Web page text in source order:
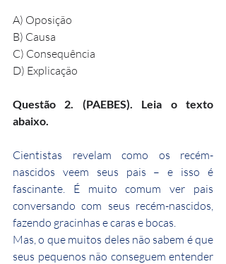
A) Oposição
B) Causa
C) Consequência
D) Explicação
Questão 2. (PAEBES). Leia o texto
abaixo.
Cientistas revelam como os recém-
nascidos veem seus pais – e isso é
fascinante. É muito comum ver pais
conversando com seus recém-nascidos,
fazendo gracinhas e caras e bocas.
Mas, o que muitos deles não sabem é que
seus pequenos não conseguem entender